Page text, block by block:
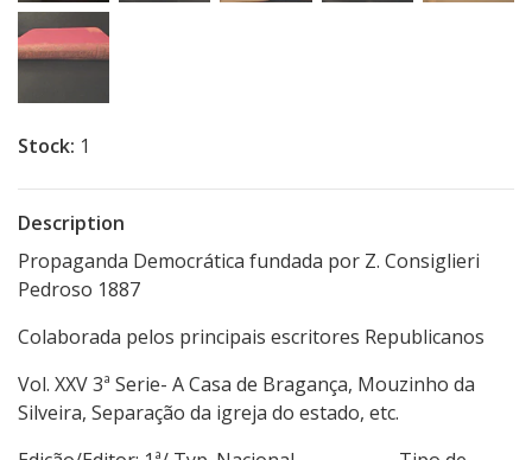
Stock: 1
Description
Propaganda Democrática fundada por Z. Consiglieri
Pedroso 1887
Colaborada pelos principais escritores Republicanos
Vol. XXV 3ª Serie- A Casa de Bragança, Mouzinho da
Silveira, Separação da igreja do estado, etc.